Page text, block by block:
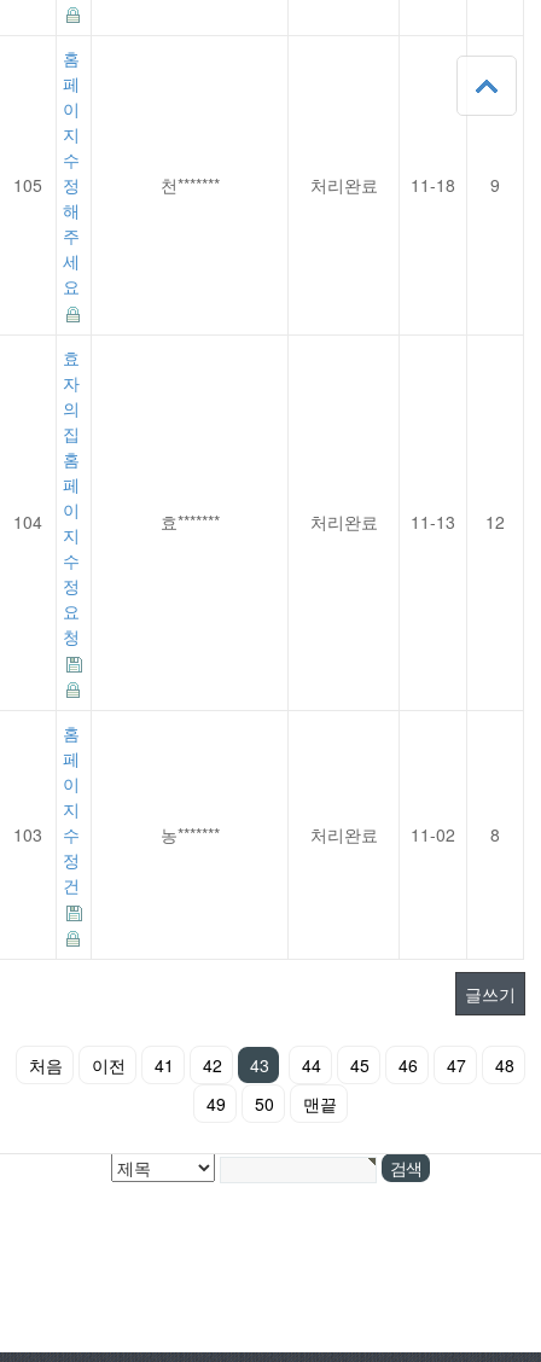
105
홈
페
이
지
수
정
해
주
세
요
천******* 처리완료 11-18 9
104
효
자
의
집
홈
페
이
지
수
정
요
청
효******* 처리완료 11-13 12
103
홈
페
이
지
수
정
건
농******* 처리완료 11-02 8
글쓰기
처음 이전 41 42 43 44 45 46 47
48
49
50 맨끝